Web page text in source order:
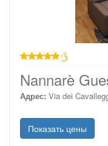
Nannarè
Адрес: Via dei
Показать цены